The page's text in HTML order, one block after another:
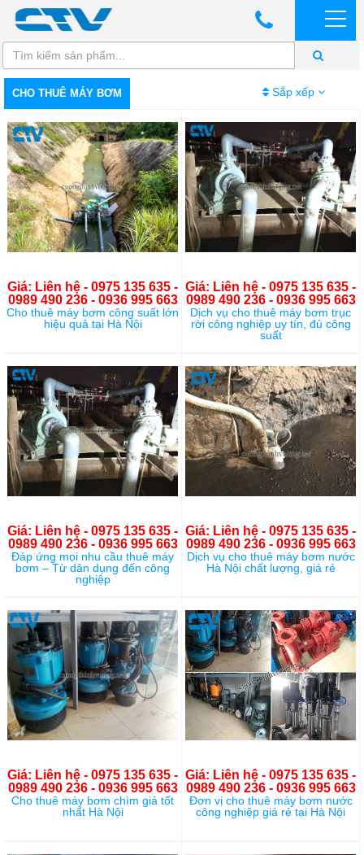
CHO THUÊ MÁY BƠM Sắp xếp
Giá: Liên hệ - 0975 135 635 -
0989 490 236 - 0936 995 663
Cho thuê máy bơm công suất lớn
hiệu quả tại Hà Nội
Giá: Liên hệ - 0975 135 635 -
0989 490 236 - 0936 995 663
Dịch vụ cho thuê máy bơm trục
rời công nghiệp uy tín, đủ công
suất
Giá: Liên hệ - 0975 135 635 -
0989 490 236 - 0936 995 663
Đáp ứng mọi nhu cầu thuê máy
bơm – Từ dân dụng đến công
nghiệp
Giá: Liên hệ - 0975 135 635 -
0989 490 236 - 0936 995 663
Dịch vụ cho thuê máy bơm nước
Hà Nội chất lượng, giá rẻ
Giá: Liên hệ - 0975 135 635 -
0989 490 236 - 0936 995 663
Cho thuê máy bơm chìm giá tốt
nhất Hà Nội
Giá: Liên hệ - 0975 135 635 -
0989 490 236 - 0936 995 663
Đơn vị cho thuê máy bơm nước
công nghiệp giá rẻ tại Hà Nội